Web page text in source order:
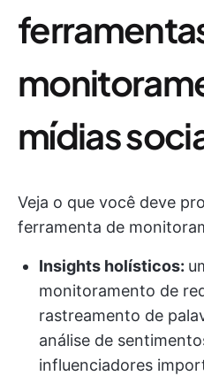
mídias
Veja o que você deve
ferramenta de
Insights holísticos:
monitoramento de
rastreamento de
análise de
influenciadores